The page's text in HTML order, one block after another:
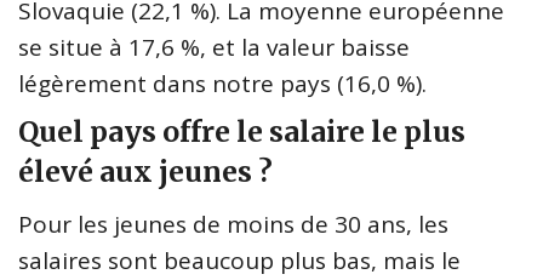
Slovaquie (22,1 %). La moyenne européenne
se situe à 17,6 %, et la valeur baisse
légèrement dans notre pays (16,0 %).
Quel pays offre le salaire le plus
élevé aux jeunes ?
Pour les jeunes de moins de 30 ans, les
salaires sont beaucoup plus bas, mais le